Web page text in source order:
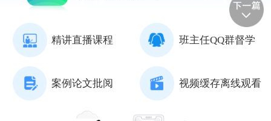
精讲直播课程 班主任QQ群督学
案例论文批阅 视频缓存离线观看